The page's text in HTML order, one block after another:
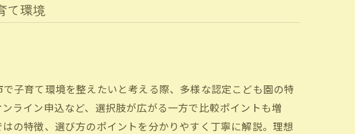
て環境
子育て環境を整えたいと考える際、多様な認定こども園の特
ライン申込など、選択肢が広がる一方で比較ポイントも増
の特徴、選び方のポイントを分かりやすく丁寧に解説。理想